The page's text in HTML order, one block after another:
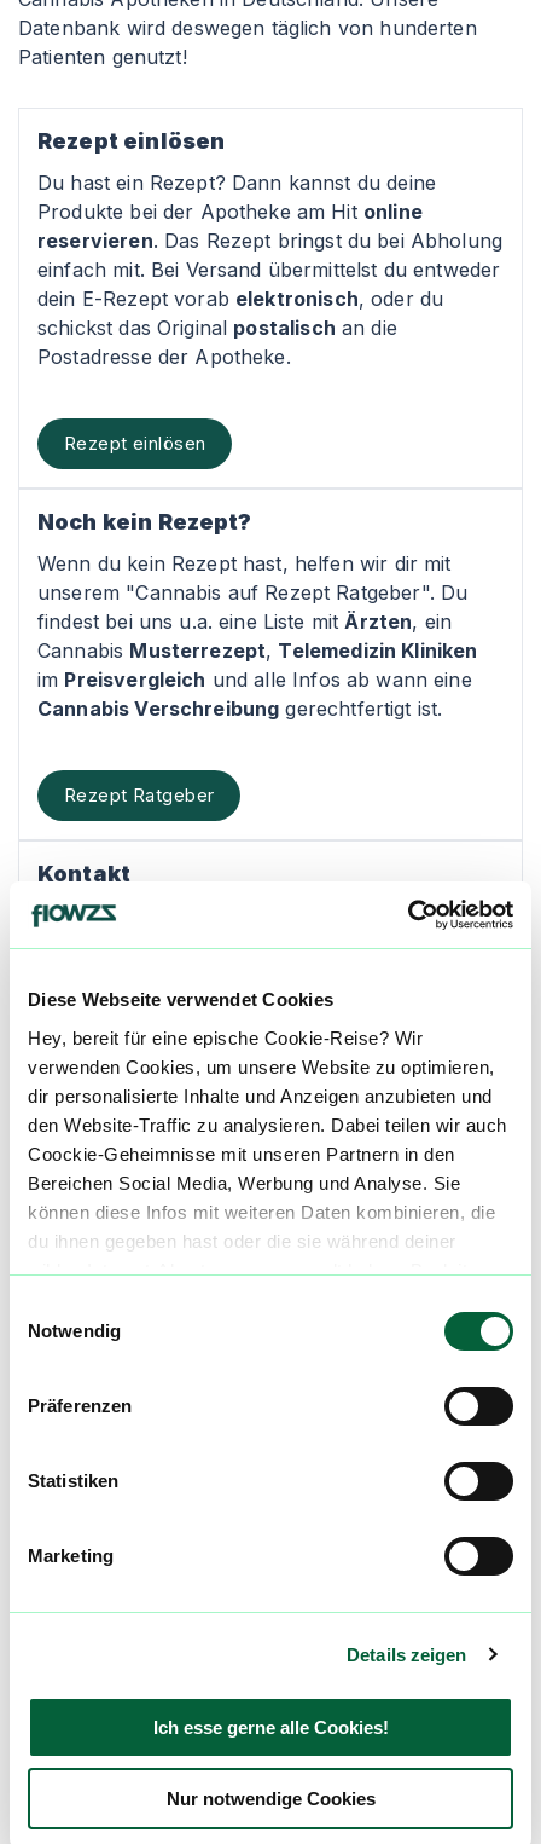
Diese Webseite verwendet Cookies
Hey, bereit für eine epische Cookie-Reise? Wir
verwenden Cookies, um unsere Website zu optimieren,
dir personalisierte Inhalte und Anzeigen anzubieten und
den Website-Traffic zu analysieren. Dabei teilen wir auch
Coockie-Geheimnisse mit unseren Partnern in den
Bereichen Social Media, Werbung und Analyse. Sie
können diese Infos mit weiteren Daten kombinieren, die
du ihnen gegeben hast oder die sie während deiner
wilden Internet-Abenteuer gesammelt haben. Begleite
Notwendig
Präferenzen
Statistiken
Marketing
Details zeigen
Ich esse gerne alle Cookies!
Nur notwendige Cookies
Datenbank wird deswegen täglich von hunderten
Patienten genutzt!
Rezept einlösen
Du hast ein Rezept? Dann kannst du deine
Produkte bei der Apotheke am Hit online
reservieren. Das Rezept bringst du bei Abholung
einfach mit. Bei Versand übermittelst du entweder
dein E-Rezept vorab elektronisch, oder du
schickst das Original postalisch an die
Postadresse der Apotheke.
Rezept einlösen
Noch kein Rezept?
Wenn du kein Rezept hast, helfen wir dir mit
unserem "Cannabis auf Rezept Ratgeber". Du
findest bei uns u.a. eine Liste mitÄrzten, ein
Cannabis Musterrezept, Telemedizin Kliniken
im Preisvergleich und alle Infos ab wann eine
Cannabis Verschreibung gerechtfertigt ist.
Rezept Ratgeber
Kontakt
Apotheke am Hit
41540 Dormagen
E-Mail:cannabis@apotheke-am-hit.de
Telefon: +492133 478134
Mach mit in der flowzz.com
aktualisiert! Hilf uns mit Deinen Kommentaren
und Bewertungen flowzz noch besser zu
Lieblingsblüten zu merken, rechtzeitig über
Preisreduktionen informiert zu werden und
Neue Cannabisblüten und die
besten Preise nicht mehr
Möchtest du vor allen Anderen informiert